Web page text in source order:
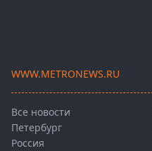
WWW.METRONEWS.RU
Все новости
Петербург
Россия